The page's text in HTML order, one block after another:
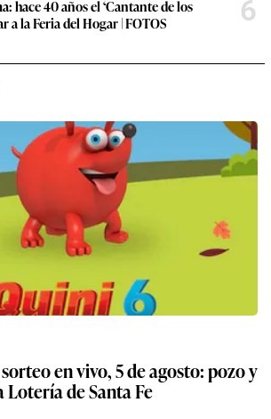
hace 40 años el ‘Cantante de los
a la Feria del Hogar | FOTOS
6
en vivo, 5 de agosto: pozo y
Lotería de Santa Fe